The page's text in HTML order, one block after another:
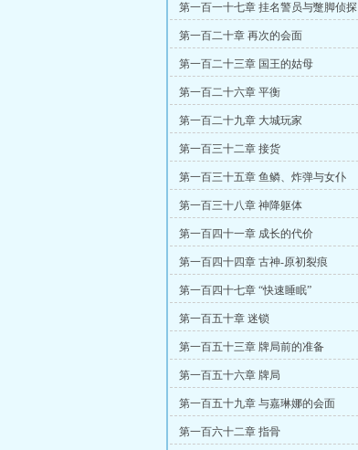
第一百一十七章 挂名警员与蹩脚侦探
第一百二十章 再次的会面
第一百二十三章 国王的姑母
第一百二十六章 平衡
第一百二十九章 大城玩家
第一百三十二章 接货
第一百三十五章 鱼鳞、炸弹与女仆
第一百三十八章 神降躯体
第一百四十一章 成长的代价
第一百四十四章 古神-原初裂痕
第一百四十七章 “快速睡眠”
第一百五十章 迷锁
第一百五十三章 牌局前的准备
第一百五十六章 牌局
第一百五十九章 与嘉琳娜的会面
第一百六十二章 指骨